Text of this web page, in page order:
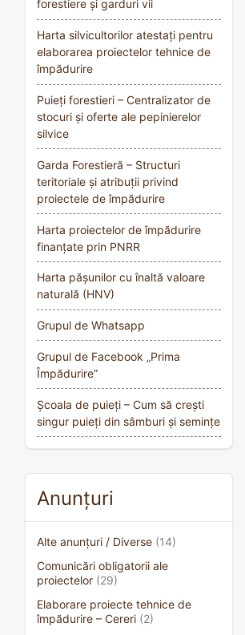
forestiere și garduri vii
Harta silvicultorilor atestați pentru
elaborarea proiectelor tehnice de
împădurire
Puieți forestieri – Centralizator de
stocuri și oferte ale pepinierelor
silvice
Garda Forestieră – Structuri
teritoriale și atribuții privind
proiectele de împădurire
Harta proiectelor de împădurire
finanțate prin PNRR
Harta pășunilor cu înaltă valoare
naturală (HNV)
Grupul de Whatsapp
Grupul de Facebook „Prima
Împădurire”
Școala de puieți – Cum să crești
singur puieți din sâmburi și semințe
Anunțuri
Alte anunțuri / Diverse (14)
Comunicări obligatorii ale
proiectelor (29)
Elaborare proiecte tehnice de
împădurire – Cereri (2)